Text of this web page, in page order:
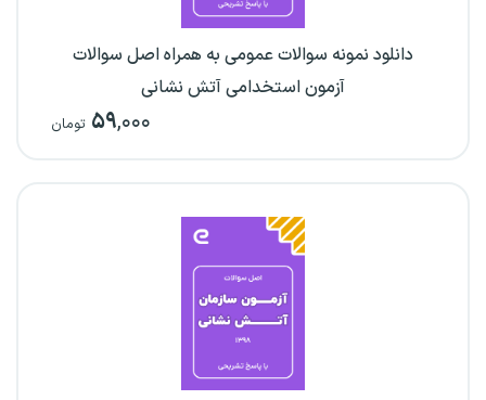
دانلود نمونه سوالات عمومی به همراه اصل سوالات
آزمون استخدامی آتش نشانی
۵۹,۰۰۰ تومان